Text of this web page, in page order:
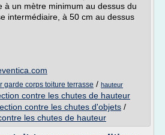
à un mètre minimum au dessus du
intermédiaire, à 50 cm au dessus
garde corps toiture terrasse / hauteur
contre les chutes de hauteur
contre les chutes d'objets /
les chutes de hauteur